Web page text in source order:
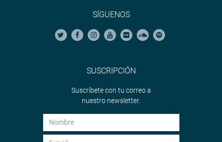
SÍGUENOS
SUSCRIPCIÓN
Suscríbete con tu correo a
nuestro newsletter.